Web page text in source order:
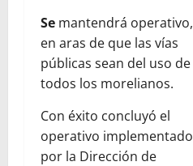
Se mantendrá operativo,
en aras de que las vías
públicas sean del uso de
todos los morelianos.
Con éxito concluyó el
operativo implementado
por la Dirección de